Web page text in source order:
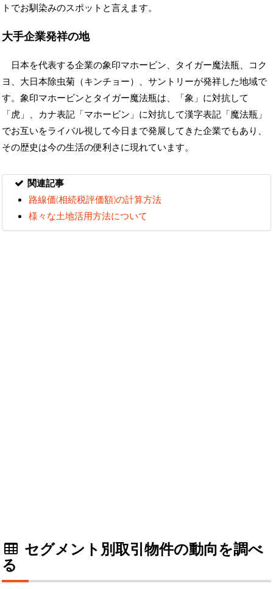
トでお馴染みのスポットと言えます。
大手企業発祥の地
日本を代表する企業の象印マホービン、タイガー魔法瓶、コク
ヨ、大日本除虫菊（キンチョー）、サントリーが発祥した地域で
す。象印マホービンとタイガー魔法瓶は、「象」に対抗して
「虎」、カナ表記「マホービン」に対抗して漢字表記「魔法瓶」
でお互いをライバル視して今日まで発展してきた企業でもあり、
その歴史は今の生活の便利さに現れています。
関連記事
路線価(相続税評価額)の計算方法
様々な土地活用方法について
セグメント別取引物件の動向を調べ
る